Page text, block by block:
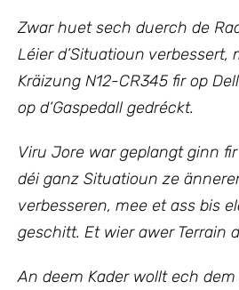
Zwar huet sech duerch de
Léier d’Situatioun verbessert,
Kräizung N12-CR345 fir op
op d‘Gaspedall gedréckt.
Viru Jore war geplangt ginn
déi ganz Situatioun ze
verbesseren, mee et ass bis
geschitt. Et wier awer Terrain
An deem Kader wollt ech dem